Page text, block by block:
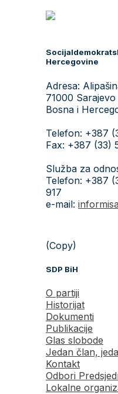
Hercegovine
Adresa:
71000 Sarajevo
Bosna i
Telefon: +387
Fax: +387 (33)
Služba za
Telefon: +387
917
e-mail:
(Copy)
SDP BiH
O partiji
Historijat
Dokumenti
Publikacije
Glas slobode
Jedan član,
Kontakt
Odbori
Lokalne